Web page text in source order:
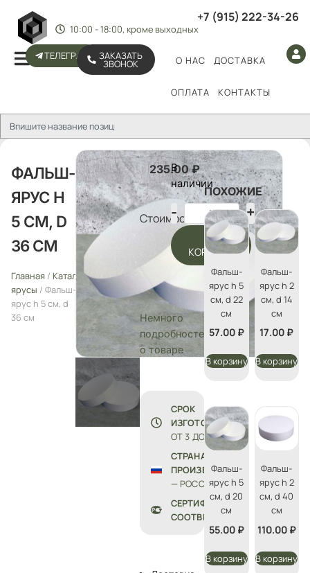
+7 (915) 222-34-26
10:00 - 18:00, кроме выходных
ТЕЛЕГРАМ ЗАКАЗАТЬ
ЗВОНОК О НАС ДОСТАВКА
ОПЛАТА КОНТАКТЫ
ФАЛЬШ-
ЯРУС H
5 СМ, D
36 СМ
Главная / Каталог/Фальш-
ярусы / Фальш-
ярус h 5 см, d
36 см
Стоимость:
235.00₽
В
наличии
В
КОРЗИНУ
Немного
подробностей
о товаре
СРОК
ИЗГОТОВЛЕНИЯ:
ОТ 3 ДО 5 ДНЕЙ
СТРАНА
ПРОИЗВОДСТВА
— РОССИЯ
СЕРТИФИКАТЫ
СООТВЕТСТВИЯ
ПОХОЖИЕ
Фальш-
ярус h 5
см, d 22
см
57.00 ₽
В корзину
Фальш-
ярус h 2
см, d 14
см
17.00 ₽
В корзину
Фальш-
ярус h 5
см, d 20
см
55.00 ₽
В корзину
Фальш-
ярус h 2
см, d 40
см
110.00 ₽
В корзину